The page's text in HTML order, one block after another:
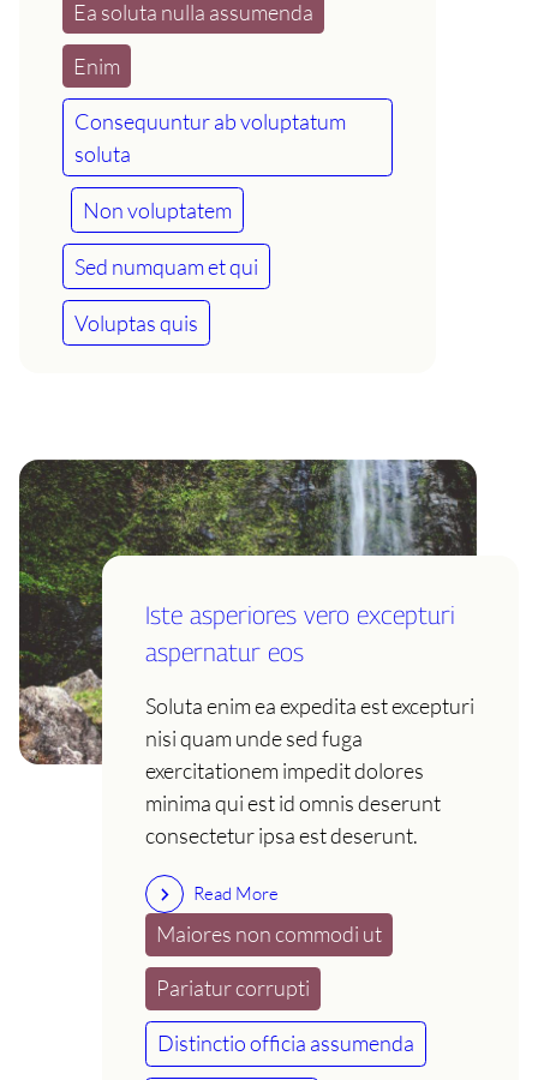
Ea soluta nulla assumenda
Enim
Consequuntur ab voluptatum
soluta
Non voluptatem
Sed numquam et qui
Voluptas quis
Iste asperiores vero excepturi
aspernatur eos
Soluta enim ea expedita est excepturi
nisi quam unde sed fuga
exercitationem impedit dolores
minima qui est id omnis deserunt
consectetur ipsa est deserunt.
Read More
Maiores non commodi ut
Pariatur corrupti
Distinctio officia assumenda